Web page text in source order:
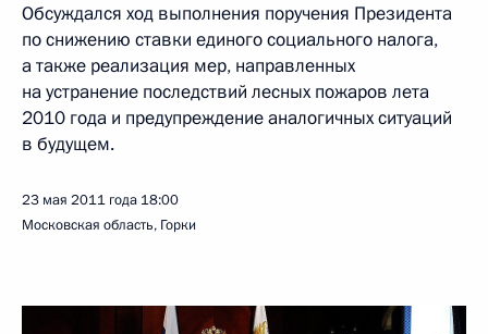
Обсуждался ход выполнения поручения Президента
по снижению ставки единого социального налога,
а также реализация мер, направленных
на устранение последствий лесных пожаров лета
2010 года и предупреждение аналогичных ситуаций
в будущем.
23 мая 2011 года 18:00
Московская область, Горки